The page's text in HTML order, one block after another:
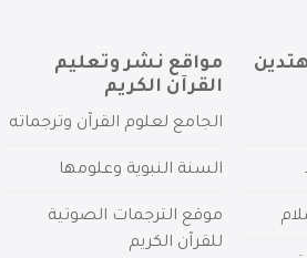
مواقع نشر وتعليم
القرآن الكريم
الجامع لعلوم القرآن وترجماته
السنة النبوية وعلومها
موقع الترجمات الصوتية
للقرآن الكريم